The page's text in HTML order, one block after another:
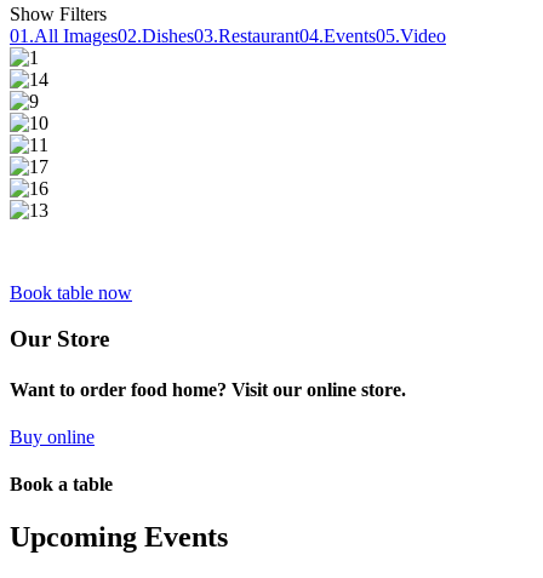
Show Filters
01.All Images02.Dishes03.Restaurant04.Events05.Video
Book table now
Our Store
Want to order food home? Visit our online store.
Buy online
Book a table
Upcoming Events